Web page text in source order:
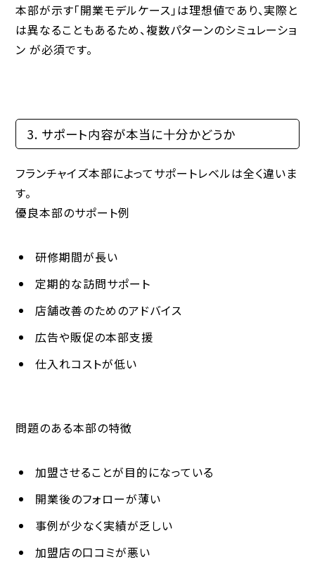
本部が示す「開業モデルケース」は理想値であり、実際と
は異なることもあるため、複数パターンのシミュレーショ
ン が必須です。
3. サポート内容が本当に十分かどうか
フランチャイズ本部によってサポートレベルは全く違いま
す。
優良本部のサポート例
研修期間が長い
定期的な訪問サポート
店舗改善のためのアドバイス
広告や販促の本部支援
仕入れコストが低い
問題のある本部の特徴
加盟させることが目的になっている
開業後のフォローが薄い
事例が少なく実績が乏しい
加盟店の口コミが悪い